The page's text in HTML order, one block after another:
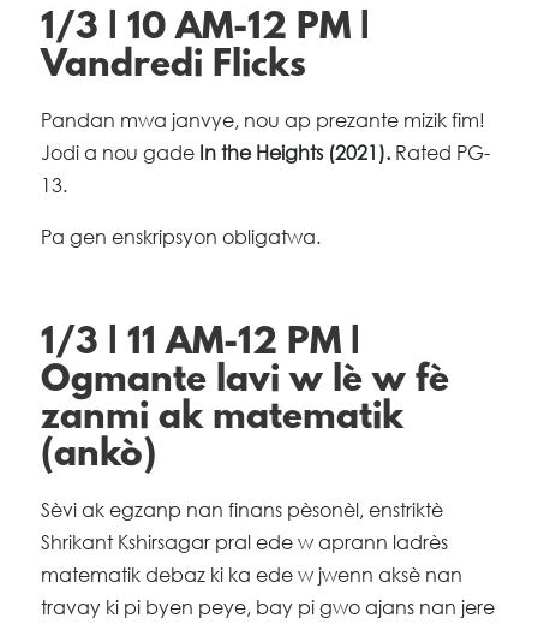
1/3 | 10 AM-12 PM |
Vandredi Flicks
Pandan mwa janvye, nou ap prezante mizik fim!
Jodi a nou gade In the Heights (2021).Rated PG-
13.
Pa gen enskripsyon obligatwa.
1/3 | 11 AM-12 PM |
Ogmante lavi w lè w fè
zanmi ak matematik
(ankò)
Sèvi ak egzanp nan finans pèsonèl, enstriktè
Shrikant Kshirsagar pral ede w aprann ladrès
matematik debaz ki ka ede w jwenn aksè nan
travay ki pi byen peye, bay pi gwo ajans nan jere